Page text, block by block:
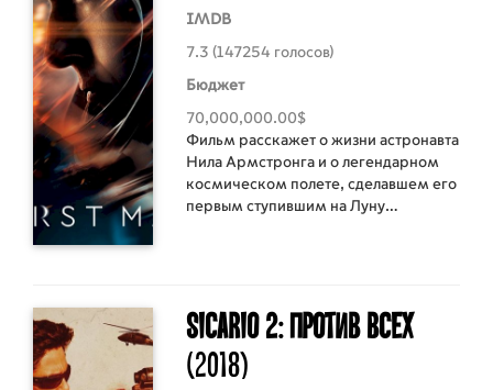
IMDB
7.3 (147254 голосов)
Бюджет
70,000,000.00$
Фильм расскажет о жизни астронавта
Нила Армстронга и о легендарном
космическом полете, сделавшем его
первым ступившим на Луну
Sicario 2: Против всех
(2018)